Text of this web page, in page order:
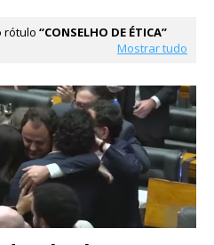
rótulo
CONSELHO DE ÉTICA
Mostrar tudo